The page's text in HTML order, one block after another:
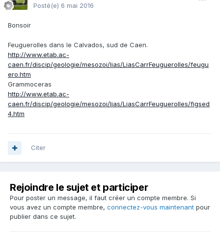
Posté(e) 6 mai 2016
Bonsoir
Feuguerolles dans le Calvados, sud de Caen.
http://www.etab.ac-
caen.fr/discip/geologie/mesozoi/lias/LiasCarrFeuguerolles/feugu
ero.htm
Grammoceras
http://www.etab.ac-
caen.fr/discip/geologie/mesozoi/lias/LiasCarrFeuguerolles/figsed
4.htm
Citer
Rejoindre le sujet et participer
Pour poster un message, il faut créer un compte membre. Si
vous avez un compte membre, connectez-vous maintenant pour
publier dans ce sujet.